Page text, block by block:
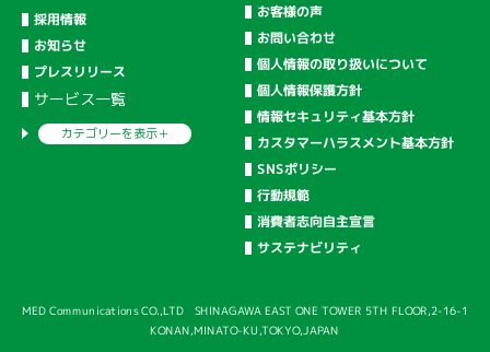
採用情報
お知らせ
プレスリリース
サービス一覧
カテゴリーを表示＋
お客様の声
お問い合わせ
個人情報の取り扱いについて
個人情報保護方針
情報セキュリティ基本方針
カスタマーハラスメント基本方針
SNSポリシー
行動規範
消費者志向自主宣言
サステナビリティ
MED Communications CO.,LTD SHINAGAWA EAST ONE TOWER 5TH FLOOR,2-16-1
KONAN,MINATO-KU,TOKYO,JAPAN